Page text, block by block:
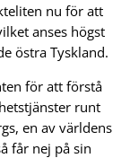
nu för att
anses högst
östra Tyskland.
för att förstå
runt
en av världens
får nej på sin